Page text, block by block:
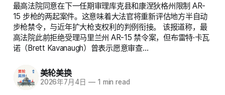
最高法院同意在下一任期审理库克县和康涅狄格州限制 AR-
15 步枪的两起案件。这意味着大法官将重新评估地方半自动
步枪禁令，与近年扩大枪支权利的判例衔接。 该报道称，最
高法院此前拒绝受理马里兰州 AR-15 禁令案，但布雷特·卡瓦
诺（Brett Kavanaugh）曾表示愿意审查…
美轮美换
2026年7月4日 —1 min read